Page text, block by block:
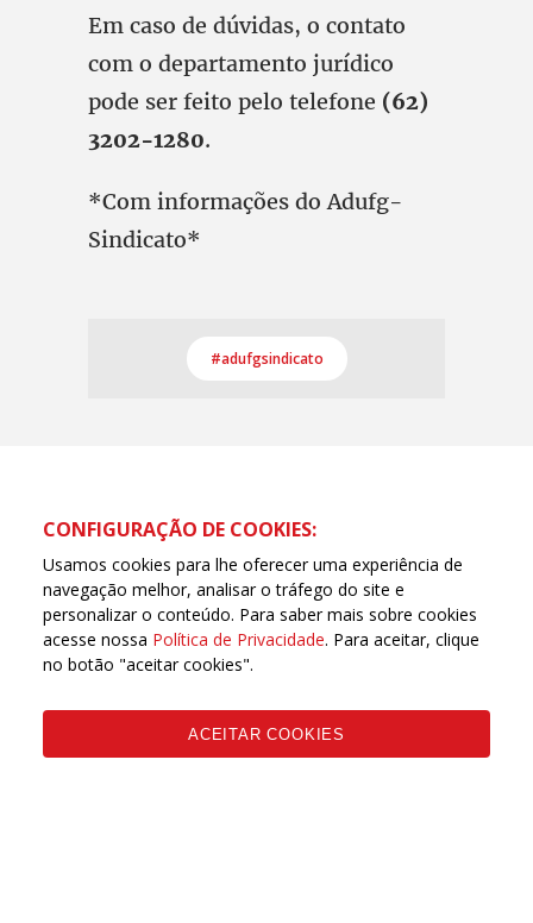
Em caso de dúvidas, o contato
com o departamento jurídico
pode ser feito pelo telefone (62)
3202-1280.
*Com informações do Adufg-
Sindicato*
#adufgsindicato
Página oficial da Central Única dos Trabalhadores de
Goiás (CUT Goiás) | © Todos os direitos reservados
CONFIGURAÇÃO DE COOKIES:
Usamos cookies para lhe oferecer uma experiência de
navegação melhor, analisar o tráfego do site e
personalizar o conteúdo. Para saber mais sobre cookies
acesse nossa Política de Privacidade. Para aceitar, clique
no botão "aceitar cookies".
ACEITAR COOKIES